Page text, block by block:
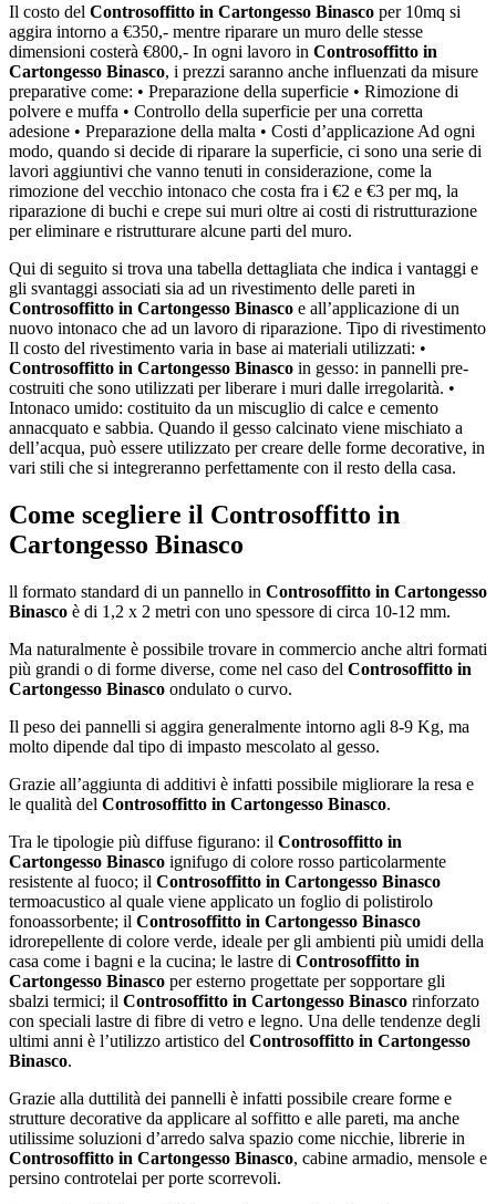
Il costo del Controsoffitto in Cartongesso Binasco per 10mq si
aggira intorno a €350,- mentre riparare un muro delle stesse
dimensioni costerà €800,- In ogni lavoro in Controsoffitto in
Cartongesso Binasco, i prezzi saranno anche influenzati da misure
preparative come: • Preparazione della superficie • Rimozione di
polvere e muffa • Controllo della superficie per una corretta
adesione • Preparazione della malta • Costi d’applicazione Ad ogni
modo, quando si decide di riparare la superficie, ci sono una serie di
lavori aggiuntivi che vanno tenuti in considerazione, come la
rimozione del vecchio intonaco che costa fra i €2 e €3 per mq, la
riparazione di buchi e crepe sui muri oltre ai costi di ristrutturazione
per eliminare e ristrutturare alcune parti del muro.
Qui di seguito si trova una tabella dettagliata che indica i vantaggi e
gli svantaggi associati sia ad un rivestimento delle pareti in
Controsoffitto in Cartongesso Binasco e all’applicazione di un
nuovo intonaco che ad un lavoro di riparazione. Tipo di rivestimento
Il costo del rivestimento varia in base ai materiali utilizzati: •
Controsoffitto in Cartongesso Binasco in gesso: in pannelli pre-
costruiti che sono utilizzati per liberare i muri dalle irregolarità. •
Intonaco umido: costituito da un miscuglio di calce e cemento
annacquato e sabbia. Quando il gesso calcinato viene mischiato a
dell’acqua, può essere utilizzato per creare delle forme decorative, in
vari stili che si integreranno perfettamente con il resto della casa.
Come scegliere il Controsoffitto in
Cartongesso Binasco
ll formato standard di un pannello in Controsoffitto in Cartongesso
Binasco è di 1,2 x 2 metri con uno spessore di circa 10-12 mm.
Ma naturalmente è possibile trovare in commercio anche altri formati
più grandi o di forme diverse, come nel caso del Controsoffitto in
Cartongesso Binasco ondulato o curvo.
Il peso dei pannelli si aggira generalmente intorno agli 8-9 Kg, ma
molto dipende dal tipo di impasto mescolato al gesso.
Grazie all’aggiunta di additivi è infatti possibile migliorare la resa e
le qualità del Controsoffitto in Cartongesso Binasco.
Tra le tipologie più diffuse figurano: il Controsoffitto in
Cartongesso Binasco ignifugo di colore rosso particolarmente
resistente al fuoco; il Controsoffitto in Cartongesso Binasco
termoacustico al quale viene applicato un foglio di polistirolo
fonoassorbente; il Controsoffitto in Cartongesso Binasco
idrorepellente di colore verde, ideale per gli ambienti più umidi della
casa come i bagni e la cucina; le lastre di Controsoffitto in
Cartongesso Binasco per esterno progettate per sopportare gli
sbalzi termici; il Controsoffitto in Cartongesso Binasco rinforzato
con speciali lastre di fibre di vetro e legno. Una delle tendenze degli
ultimi anni è l’utilizzo artistico del Controsoffitto in Cartongesso
Binasco.
Grazie alla duttilità dei pannelli è infatti possibile creare forme e
strutture decorative da applicare al soffitto e alle pareti, ma anche
utilissime soluzioni d’arredo salva spazio come nicchie, librerie in
Controsoffitto in Cartongesso Binasco, cabine armadio, mensole e
persino controtelai per porte scorrevoli.